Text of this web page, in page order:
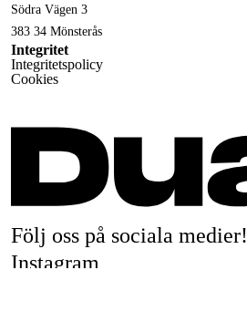
Södra Vägen 3
383 34 Mönsterås
Integritet
Integritetspolicy
Cookies
Följ oss på sociala medier!
Instagram